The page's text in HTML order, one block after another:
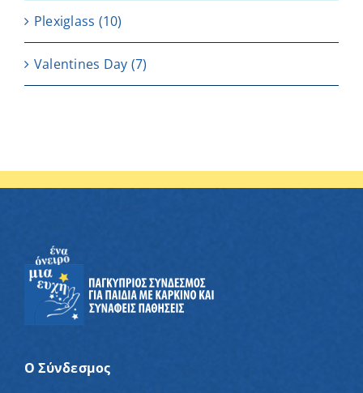
Plexiglass (10)
Valentines Day (7)
Ο Σύνδεσμος